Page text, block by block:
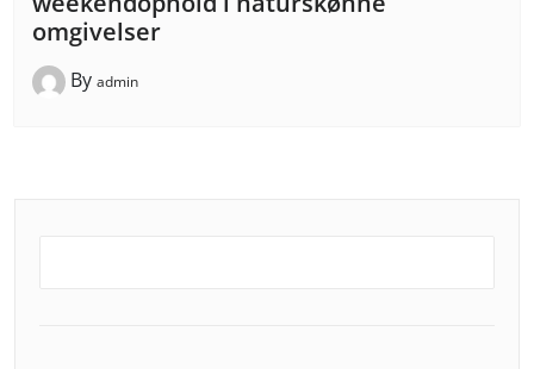
omgivelser
By admin